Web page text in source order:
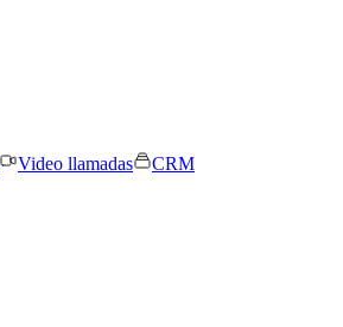
Video llamadas
CRM